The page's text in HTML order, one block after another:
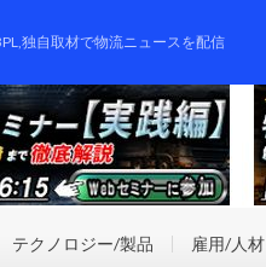
独自取材で物流ニュースを配信
テクノロジー/製品 雇用/人材